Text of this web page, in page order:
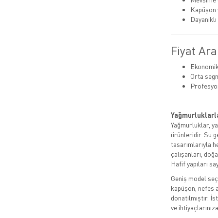
Kapüşon
Fiyat
Orta
Yağmurluklar,
ürünleridir. Su
tasarımlarıyla
çalışanları,
Hafif yapıları
Geniş model
kapüşon, nefes
donatılmıştır.
ve